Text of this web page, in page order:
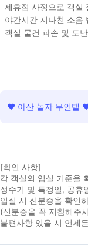
제휴점 사정으로 객실
야간시간 지나친 소음
객실 물건 파손 및 도
❤ 아산 놀자 무인텔
[확인 사항]
각 객실의 입실 기준을
성수기 및 특정일, 공휴
입실 시 신분증을 확인
(신분증을 꼭 지참해주
불편사항 있을 시 언제